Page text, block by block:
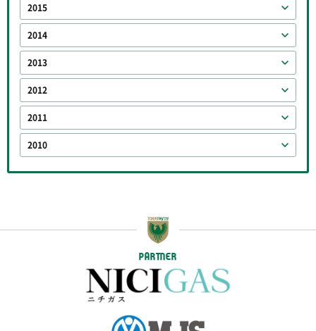
2015
2014
2013
2012
2011
2010
PARTNER